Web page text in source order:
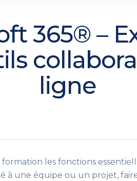
365® –
ligne
les fonctions
à une équipe ou un projet,